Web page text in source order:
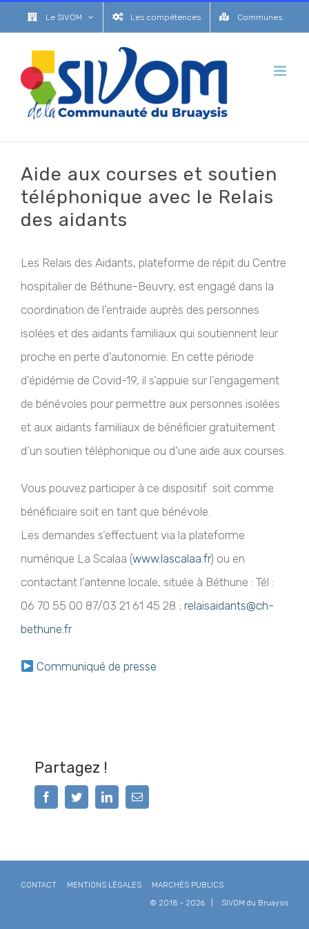
Passer
au
Le SIVOM Les compétences Communes
Aide aux courses et soutien
téléphonique avec le Relais
des aidants
Les Relais des Aidants, plateforme de répit du Centre
hospitalier de Béthune-Beuvry, est engagé dans la
coordination de l’entraide auprès des personnes
isolées et des aidants familiaux qui soutiennent leur
proche en perte d’autonomie. En cette période
d’épidémie de Covid-19, il s’appuie sur l’engagement
de bénévoles pour permettre aux personnes isolées
et aux aidants familiaux de bénéficier gratuitement
d’un soutien téléphonique ou d’une aide aux courses.
Vous pouvez participer à ce dispositif soit comme
bénéficiaire soit en tant que bénévole.
Les demandes s’effectuent via la plateforme
numérique La Scalaa (www.lascalaa.fr) ou en
contactant l’antenne locale, située à Béthune : Tél :
06 70 55 00 87/03 21 61 45 28 ; relaisaidants@ch-
bethune.fr
Communiqué de presse
Partagez !
FacebookTwitterLinkedInEmail
CONTACT MENTIONS LÉGALES
MARCHÉS PUBLICS
© 2018 - 2026 | SIVOM du Bruaysis